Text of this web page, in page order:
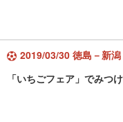
2019/03/30 徳島－新潟
「いちごフェア」でみつ